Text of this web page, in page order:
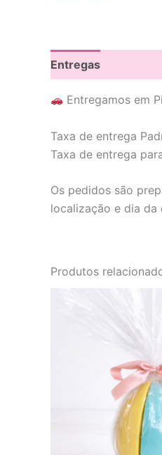
Entregas
Entregamos em
Taxa de entrega
Taxa de entrega
Os pedidos são
localização e dia da
Produtos